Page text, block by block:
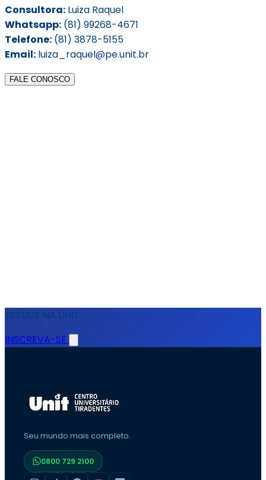
Consultora: Luiza Raquel
Whatsapp: (81) 99268-4671
Telefone: (81) 3878-5155
Email: luiza_raquel@pe.unit.br
FALE CONOSCO
ESTUDE NA UNIT
INSCREVA-SE
Seu mundo mais completo.
0800 729 2100